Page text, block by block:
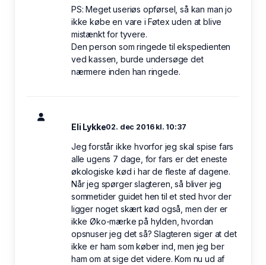
PS: Meget useriøs opførsel, så kan man jo
ikke købe en vare i Føtex uden at blive
mistænkt for tyvere.
Den person som ringede til ekspedienten
ved kassen, burde undersøge det
nærmere inden han ringede.
Eli Lykke02. dec 2016 kl. 10:37
Jeg forstår ikke hvorfor jeg skal spise fars
alle ugens 7 dage, for fars er det eneste
økologiske kød i har de fleste af dagene.
Når jeg spørger slagteren, så bliver jeg
sommetider guidet hen til et sted hvor der
ligger noget skært kød også, men der er
ikke Øko-mærke på hylden, hvordan
opsnuser jeg det så? Slagteren siger at det
ikke er ham som køber ind, men jeg ber
ham om at sige det videre. Kom nu ud af